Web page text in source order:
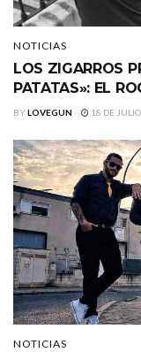
NOTICIAS
LOS ZIGARROS
PATATAS»: EL
BYLOVEGUN 18 DE
NOTICIAS